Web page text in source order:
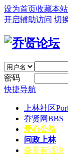
设为首页收藏本站
开启辅助访问 切
密码
快捷导航
上林社区
乔贤网BBS
爱心公益
问政上林
森哥有话说